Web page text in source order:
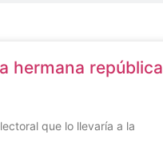
hermana república
que lo llevaría a la